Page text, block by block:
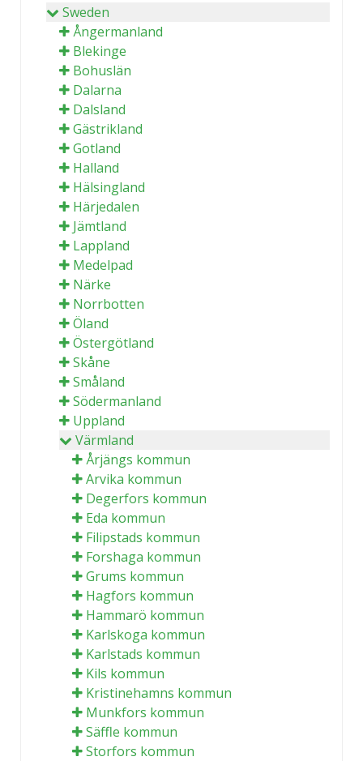
Sweden
Ångermanland
Blekinge
Bohuslän
Dalarna
Dalsland
Gästrikland
Gotland
Halland
Hälsingland
Härjedalen
Jämtland
Lappland
Medelpad
Närke
Norrbotten
Öland
Östergötland
Skåne
Småland
Södermanland
Uppland
Värmland
Årjängs kommun
Arvika kommun
Degerfors kommun
Eda kommun
Filipstads kommun
Forshaga kommun
Grums kommun
Hagfors kommun
Hammarö kommun
Karlskoga kommun
Karlstads kommun
Kils kommun
Kristinehamns kommun
Munkfors kommun
Säffle kommun
Storfors kommun